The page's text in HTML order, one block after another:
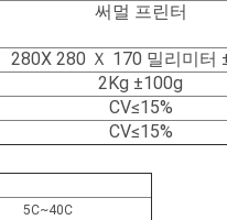
써멀 프린터
280X 280 Ｘ 170 밀리미터
2Kg ±100g
CV≤15%
CV≤15%
5C~40C